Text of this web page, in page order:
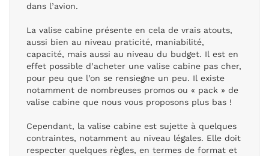
dans l’avion.
La valise cabine présente en cela de vrais atouts,
aussi bien au niveau praticité, maniabilité,
capacité, mais aussi au niveau du budget. Il est en
effet possible d’acheter une valise cabine pas cher,
pour peu que l’on se rensiegne un peu. Il existe
notamment de nombreuses promos ou « pack » de
valise cabine que nous vous proposons plus bas !
Cependant, la valise cabine est sujette à quelques
contraintes, notamment au niveau légales. Elle doit
respecter quelques règles, en termes de format et